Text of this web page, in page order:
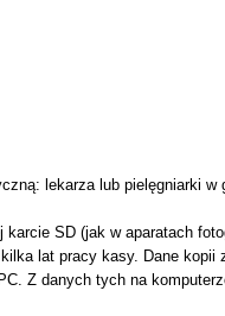
lekarza lub pielęgniarki
SD (jak w aparatach
lat pracy kasy. Dane
Z danych tych na